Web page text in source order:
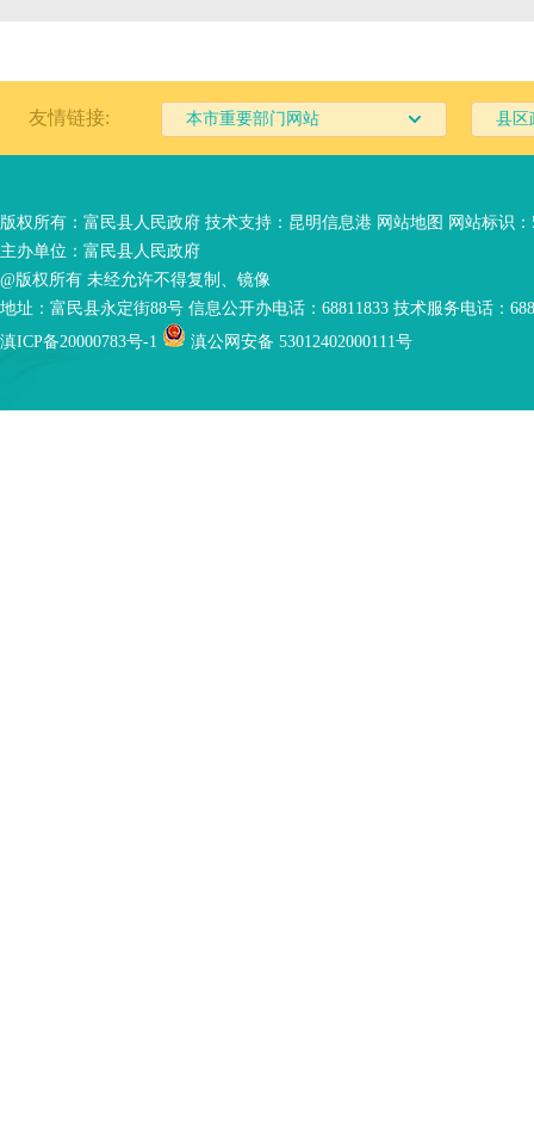
友情链接: 本市重要部门网站 县区
版权所有：富民县人民政府 技术支持： 昆明信息港 网站地图 网站标识：
主办单位：富民县人民政府
@版权所有 未经允许不得复制、镜像
地址：富民县永定街88号 信息公开办电话：68811833 技术服务电话：
滇ICP备20000783号-1
滇公网安备 53012402000111号